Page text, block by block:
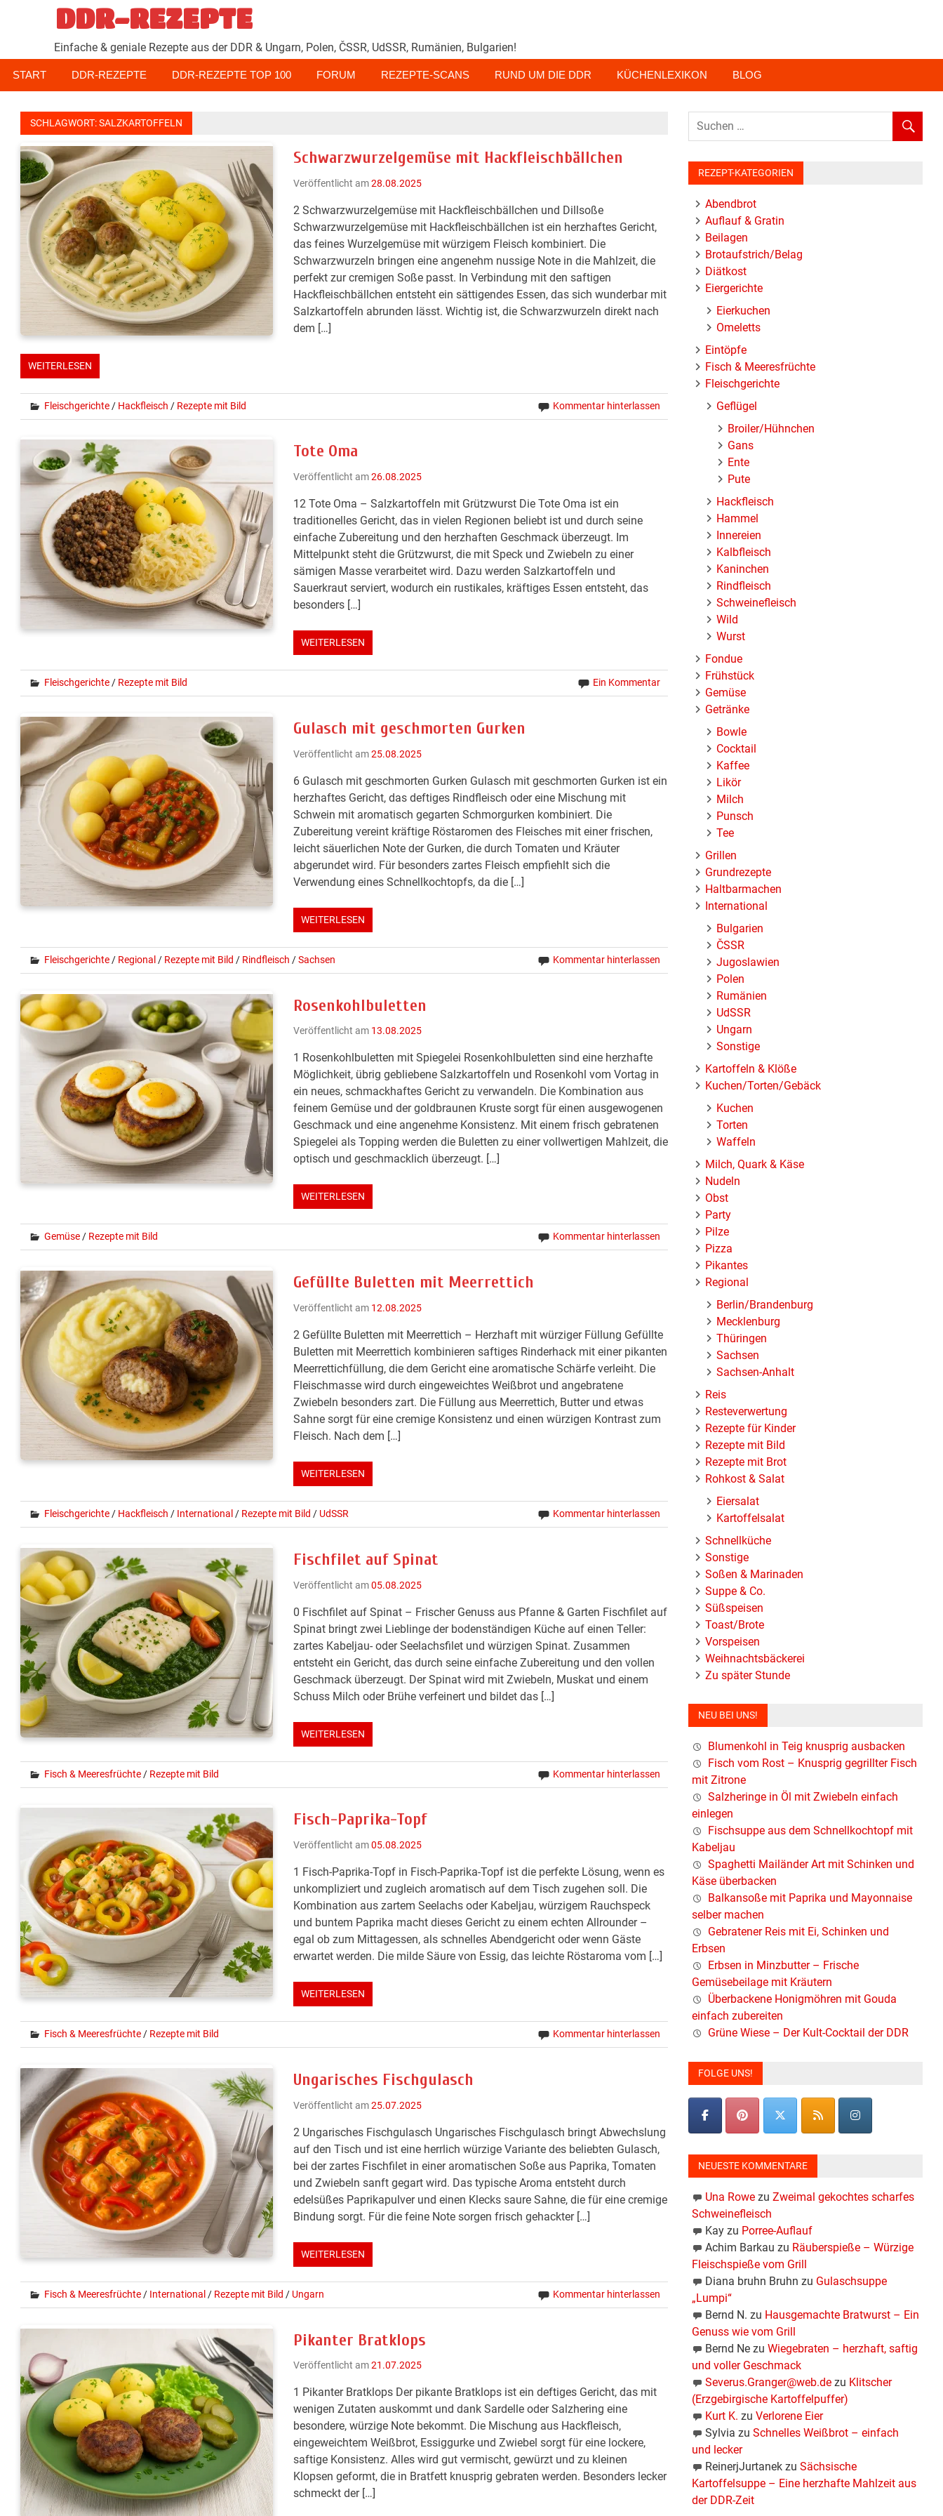
Zum
Inhalt
springen
DDR-REZEPTE
Einfache & geniale Rezepte aus der DDR & Ungarn, Polen, ČSSR, UdSSR, Rumänien, Bulgarien!
START DDR-REZEPTE DDR-REZEPTE TOP 100 FORUM REZEPTE-SCANS RUND UM DIE DDR KÜCHENLEXIKON BLOG
SCHLAGWORT:SALZKARTOFFELN
Schwarzwurzelgemüse mit Hackfleischbällchen
Veröffentlicht am28.08.2025
2 Schwarzwurzelgemüse mit Hackfleischbällchen und Dillsoße
Schwarzwurzelgemüse mit Hackfleischbällchen ist ein herzhaftes Gericht,
das feines Wurzelgemüse mit würzigem Fleisch kombiniert. Die
Schwarzwurzeln bringen eine angenehm nussige Note in die Mahlzeit, die
perfekt zur cremigen Soße passt. In Verbindung mit den saftigen
Hackfleischbällchen entsteht ein sättigendes Essen, das sich wunderbar mit
Salzkartoffeln abrunden lässt. Wichtig ist, die Schwarzwurzeln direkt nach
dem […]
WEITERLESEN
Fleischgerichte/ Hackfleisch / Rezepte mit Bild Kommentar hinterlassen
Tote Oma
Veröffentlicht am26.08.2025
12 Tote Oma – Salzkartoffeln mit Grützwurst Die Tote Oma ist ein
traditionelles Gericht, das in vielen Regionen beliebt ist und durch seine
einfache Zubereitung und den herzhaften Geschmack überzeugt. Im
Mittelpunkt steht die Grützwurst, die mit Speck und Zwiebeln zu einer
sämigen Masse verarbeitet wird. Dazu werden Salzkartoffeln und
Sauerkraut serviert, wodurch ein rustikales, kräftiges Essen entsteht, das
besonders […]
WEITERLESEN
Fleischgerichte/ Rezepte mit Bild Ein Kommentar
Gulasch mit geschmorten Gurken
Veröffentlicht am25.08.2025
6 Gulasch mit geschmorten Gurken Gulasch mit geschmorten Gurken ist ein
herzhaftes Gericht, das deftiges Rindfleisch oder eine Mischung mit
Schwein mit aromatisch gegarten Schmorgurken kombiniert. Die
Zubereitung vereint kräftige Röstaromen des Fleisches mit einer frischen,
leicht säuerlichen Note der Gurken, die durch Tomaten und Kräuter
abgerundet wird. Für besonders zartes Fleisch empfiehlt sich die
Verwendung eines Schnellkochtopfs, da die […]
WEITERLESEN
Fleischgerichte/ Regional / Rezepte mit Bild / Rindfleisch /Sachsen Kommentar hinterlassen
Rosenkohlbuletten
Veröffentlicht am 13.08.2025
1 Rosenkohlbuletten mit Spiegelei Rosenkohlbuletten sind eine herzhafte
Möglichkeit, übrig gebliebene Salzkartoffeln und Rosenkohl vom Vortag in
ein neues, schmackhaftes Gericht zu verwandeln. Die Kombination aus
feinem Gemüse und der goldbraunen Kruste sorgt für einen ausgewogenen
Geschmack und eine angenehme Konsistenz. Mit einem frisch gebratenen
Spiegelei als Topping werden die Buletten zu einer vollwertigen Mahlzeit, die
optisch und geschmacklich überzeugt. […]
WEITERLESEN
Gemüse/ Rezepte mit Bild Kommentar hinterlassen
Gefüllte Buletten mit Meerrettich
Veröffentlicht am 12.08.2025
2 Gefüllte Buletten mit Meerrettich – Herzhaft mit würziger Füllung Gefüllte
Buletten mit Meerrettich kombinieren saftiges Rinderhack mit einer pikanten
Meerrettichfüllung, die dem Gericht eine aromatische Schärfe verleiht. Die
Fleischmasse wird durch eingeweichtes Weißbrot und angebratene
Zwiebeln besonders zart. Die Füllung aus Meerrettich, Butter und etwas
Sahne sorgt für eine cremige Konsistenz und einen würzigen Kontrast zum
Fleisch. Nach dem […]
WEITERLESEN
Fleischgerichte/ Hackfleisch / International / Rezepte mit Bild / UdSSR Kommentar hinterlassen
Fischfilet auf Spinat
Veröffentlicht am05.08.2025
0 Fischfilet auf Spinat – Frischer Genuss aus Pfanne & Garten Fischfilet auf
Spinat bringt zwei Lieblinge der bodenständigen Küche auf einen Teller:
zartes Kabeljau- oder Seelachsfilet und würzigen Spinat. Zusammen
entsteht ein Gericht, das durch seine einfache Zubereitung und den vollen
Geschmack überzeugt. Der Spinat wird mit Zwiebeln, Muskat und einem
Schuss Milch oder Brühe verfeinert und bildet das […]
WEITERLESEN
Fisch & Meeresfrüchte/ Rezepte mit Bild Kommentar hinterlassen
Fisch-Paprika-Topf
Veröffentlicht am05.08.2025
1 Fisch-Paprika-Topf in Fisch-Paprika-Topf ist die perfekte Lösung, wenn es
unkompliziert und zugleich aromatisch auf dem Tisch zugehen soll. Die
Kombination aus zartem Seelachs oder Kabeljau, würzigem Rauchspeck
und buntem Paprika macht dieses Gericht zu einem echten Allrounder –
egal ob zum Mittagessen, als schnelles Abendgericht oder wenn Gäste
erwartet werden. Die milde Säure von Essig, das leichte Röstaroma vom […]
WEITERLESEN
Fisch & Meeresfrüchte/ Rezepte mit Bild Kommentar hinterlassen
Ungarisches Fischgulasch
Veröffentlicht am25.07.2025
2 Ungarisches Fischgulasch Ungarisches Fischgulasch bringt Abwechslung
auf den Tisch und ist eine herrlich würzige Variante des beliebten Gulasch,
bei der zartes Fischfilet in einer aromatischen Soße aus Paprika, Tomaten
und Zwiebeln sanft gegart wird. Das typische Aroma entsteht durch
edelsüßes Paprikapulver und einen Klecks saure Sahne, die für eine cremige
Bindung sorgt. Für die feine Note sorgen frisch gehackter […]
WEITERLESEN
Fisch & Meeresfrüchte/ International / Rezepte mit Bild / Ungarn Kommentar hinterlassen
Pikanter Bratklops
Veröffentlicht am21.07.2025
1 Pikanter Bratklops Der pikante Bratklops ist ein deftiges Gericht, das mit
wenigen Zutaten auskommt und dank Sardelle oder Salzhering eine
besondere, würzige Note bekommt. Die Mischung aus Hackfleisch,
eingeweichtem Weißbrot, Essiggurke und Zwiebel sorgt für eine lockere,
saftige Konsistenz. Alles wird gut vermischt, gewürzt und zu kleinen
Klopsen geformt, die in Bratfett knusprig gebraten werden. Besonders lecker
schmeckt der […]
REZEPT-KATEGORIEN
Abendbrot
Auflauf & Gratin
Beilagen
Brotaufstrich/Belag
Diätkost
Eiergerichte
Eierkuchen
Omeletts
Eintöpfe
Fisch & Meeresfrüchte
Fleischgerichte
Geflügel
Broiler/Hühnchen
Gans
Ente
Pute
Hackfleisch
Hammel
Innereien
Kalbfleisch
Kaninchen
Rindfleisch
Schweinefleisch
Wild
Wurst
Fondue
Frühstück
Gemüse
Getränke
Bowle
Cocktail
Kaffee
Likör
Milch
Punsch
Tee
Grillen
Grundrezepte
Haltbarmachen
International
Bulgarien
ČSSR
Jugoslawien
Polen
Rumänien
UdSSR
Ungarn
Sonstige
Kartoffeln & Klöße
Kuchen/Torten/Gebäck
Kuchen
Torten
Waffeln
Milch, Quark & Käse
Nudeln
Obst
Party
Pilze
Pizza
Pikantes
Regional
Berlin/Brandenburg
Mecklenburg
Thüringen
Sachsen
Sachsen-Anhalt
Reis
Resteverwertung
Rezepte für Kinder
Rezepte mit Bild
Rezepte mit Brot
Rohkost & Salat
Eiersalat
Kartoffelsalat
Schnellküche
Sonstige
Soßen & Marinaden
Suppe & Co.
Süßspeisen
Toast/Brote
Vorspeisen
Weihnachtsbäckerei
Zu später Stunde
NEU BEI UNS!
Blumenkohl in Teig knusprig ausbacken
Fisch vom Rost – Knusprig gegrillter Fisch
mit Zitrone
Salzheringe in Öl mit Zwiebeln einfach
einlegen
Fischsuppe aus dem Schnellkochtopf mit
Kabeljau
Spaghetti Mailänder Art mit Schinken und
Käse überbacken
Balkansoße mit Paprika und Mayonnaise
selber machen
Gebratener Reis mit Ei, Schinken und
Erbsen
Erbsen in Minzbutter – Frische
Gemüsebeilage mit Kräutern
Überbackene Honigmöhren mit Gouda
einfach zubereiten
Grüne Wiese – Der Kult-Cocktail der DDR
FOLGE UNS!
NEUESTE KOMMENTARE
Una Rowezu Zweimal gekochtes scharfes
Schweinefleisch
Kayzu Porree-Auflauf
Achim Barkau zu Räuberspieße – Würzige
Fleischspieße vom Grill
Diana bruhn Bruhn zu Gulaschsuppe
„Lumpi“
Bernd N. zu Hausgemachte Bratwurst – Ein
Genuss wie vom Grill
Bernd Nezu Wiegebraten – herzhaft, saftig
und voller Geschmack
Severus.Granger@web.dezu Klitscher
(Erzgebirgische Kartoffelpuffer)
Kurt K. zu Verlorene Eier
Sylvia zu Schnelles Weißbrot – einfach
und lecker
ReinerjJurtanekzu Sächsische
Kartoffelsuppe – Eine herzhafte Mahlzeit aus
der DDR-Zeit